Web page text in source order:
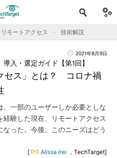
リモートアクセス 技術解説
2021年8月9日
セス」とは？ コロナ禍
入・選定ガイド【第1回】
一部のユーザーしか必要としな
験した現在、リモートアクセス
った。今後、このニーズはどう
[ Alissa Irei ，TechTarget]